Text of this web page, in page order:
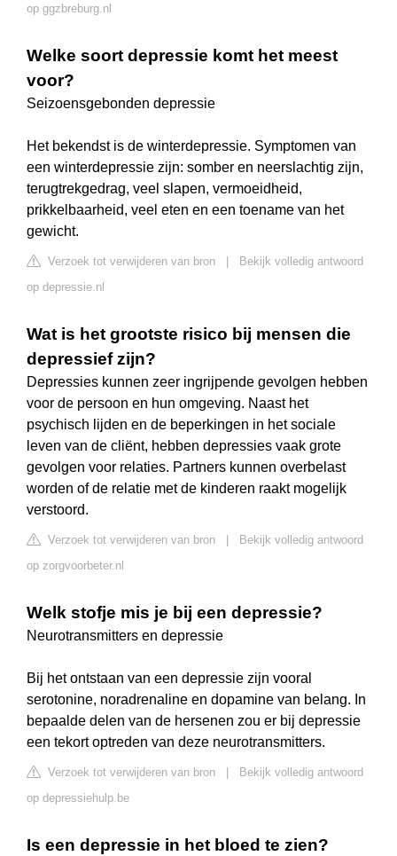
op ggzbreburg.nl
Welke soort depressie komt het meest
voor?
Seizoensgebonden depressie
Het bekendst is de winterdepressie. Symptomen van
een winterdepressie zijn: somber en neerslachtig zijn,
terugtrekgedrag, veel slapen, vermoeidheid,
prikkelbaarheid, veel eten en een toename van het
gewicht.
Verzoek tot verwijderen van bron
Bekijk volledig antwoord
op depressie.nl
Wat is het grootste risico bij mensen die
depressief zijn?
Depressies kunnen zeer ingrijpende gevolgen hebben
voor de persoon en hun omgeving. Naast het
psychisch lijden en de beperkingen in het sociale
leven van de cliënt, hebben depressies vaak grote
gevolgen voor relaties. Partners kunnen overbelast
worden of de relatie met de kinderen raakt mogelijk
verstoord.
Verzoek tot verwijderen van bron
Bekijk volledig antwoord
op zorgvoorbeter.nl
Welk stofje mis je bij een depressie?
Neurotransmitters en depressie
Bij het ontstaan van een depressie zijn vooral
serotonine, noradrenaline en dopamine van belang. In
bepaalde delen van de hersenen zou er bij depressie
een tekort optreden van deze neurotransmitters.
Verzoek tot verwijderen van bron
Bekijk volledig antwoord
op depressiehulp.be
Is een depressie in het bloed te zien?